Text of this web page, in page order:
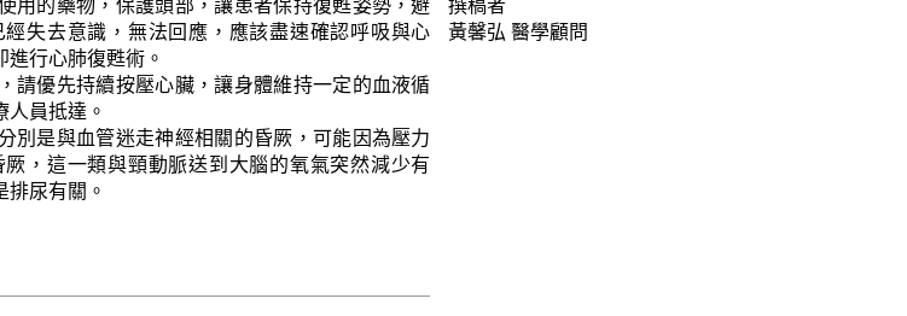
失去意識，無法回應，應該盡速確認呼吸與心
行心肺復甦術。
請優先持續按壓心臟，讓身體維持一定的血液循
員抵達。
別是與血管迷走神經相關的昏厥，可能因為壓力
，這一類與頸動脈送到大腦的氧氣突然減少有
尿有關。
黃馨弘 醫學顧問